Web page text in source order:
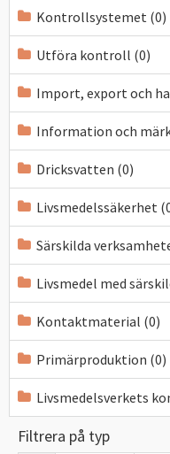
Kontrollsystemet (0)
Utföra kontroll (0)
Import, export och
Information och
Dricksvatten (0)
Livsmedelssäkerhet
Särskilda
Livsmedel med
Kontaktmaterial (0)
Primärproduktion (0)
Livsmedelsverkets
Filtrera på typ